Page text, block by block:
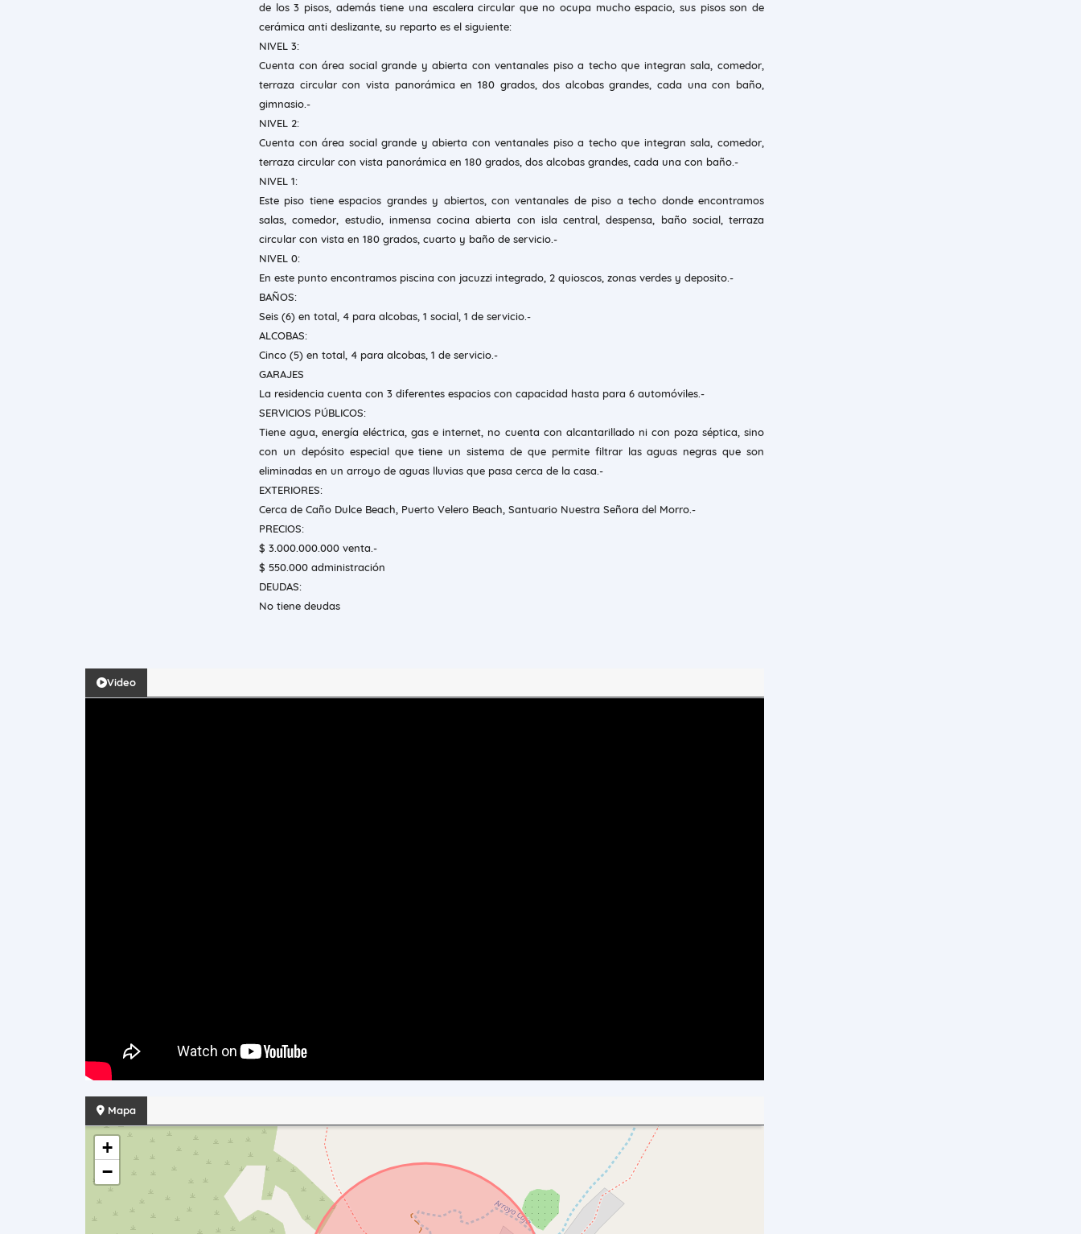
de los 3 pisos, además tiene una escalera circular que no ocupa mucho espacio, sus pisos son de
cerámica anti deslizante, su reparto es el siguiente:
NIVEL 3:
Cuenta con área social grande y abierta con ventanales piso a techo que integran sala, comedor,
terraza circular con vista panorámica en 180 grados, dos alcobas grandes, cada una con baño,
gimnasio.-
NIVEL 2:
Cuenta con área social grande y abierta con ventanales piso a techo que integran sala, comedor,
terraza circular con vista panorámica en 180 grados, dos alcobas grandes, cada una con baño.-
NIVEL 1:
Este piso tiene espacios grandes y abiertos, con ventanales de piso a techo donde encontramos
salas, comedor, estudio, inmensa cocina abierta con isla central, despensa, baño social, terraza
circular con vista en 180 grados, cuarto y baño de servicio.-
NIVEL 0:
En este punto encontramos piscina con jacuzzi integrado, 2 quioscos, zonas verdes y deposito.-
BAÑOS:
Seis (6) en total, 4 para alcobas, 1 social, 1 de servicio.-
ALCOBAS:
Cinco (5) en total, 4 para alcobas, 1 de servicio.-
GARAJES
La residencia cuenta con 3 diferentes espacios con capacidad hasta para 6 automóviles.-
SERVICIOS PÚBLICOS:
Tiene agua, energía eléctrica, gas e internet, no cuenta con alcantarillado ni con poza séptica, sino
con un depósito especial que tiene un sistema de que permite filtrar las aguas negras que son
eliminadas en un arroyo de aguas lluvias que pasa cerca de la casa.-
EXTERIORES:
Cerca de Caño Dulce Beach, Puerto Velero Beach, Santuario Nuestra Señora del Morro.-
PRECIOS:
$ 3.000.000.000 venta.-
$ 550.000 administración
DEUDAS:
No tiene deudas
Video
Mapa
+
−